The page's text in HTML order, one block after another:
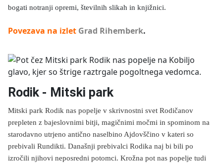
bogati notranji opremi, številnih slikah in knjižnici.
Povezava na izlet Grad Rihemberk.
Rodik - Mitski park
Mitski park Rodik nas popelje v skrivnostni svet Rodičanov
prepleten z bajeslovnimi bitji, magičnimi močmi in spominom na
starodavno utrjeno antično naselbino Ajdovščino v kateri so
prebivali Rundikti. Današnji prebivalci Rodika naj bi bili po
izročili njihovi neposredni potomci. Krožna pot nas popelje tudi